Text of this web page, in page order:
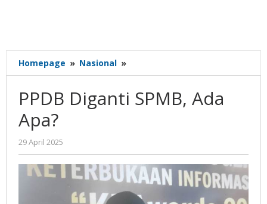
Homepage » Nasional »
Diganti
Ada
PPDB Diganti SPMB, Ada
Apa?
29 April 2025
Gatot
Susanto